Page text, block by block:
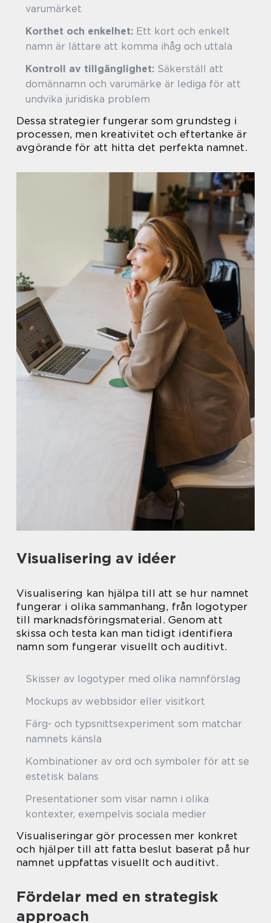
varumärket
Korthet och enkelhet: Ett kort och enkelt
namn är lättare att komma ihåg och uttala
Kontroll av tillgänglighet: Säkerställ att
domännamn och varumärke är lediga för att
undvika juridiska problem
Dessa strategier fungerar som grundsteg i
processen, men kreativitet och eftertanke är
avgörande för att hitta det perfekta namnet.
Visualisering av idéer
Visualisering kan hjälpa till att se hur namnet
fungerar i olika sammanhang, från logotyper
till marknadsföringsmaterial. Genom att
skissa och testa kan man tidigt identifiera
namn som fungerar visuellt och auditivt.
Skisser av logotyper med olika namnförslag
Mockups av webbsidor eller visitkort
Färg- och typsnittsexperiment som matchar
namnets känsla
Kombinationer av ord och symboler för att se
estetisk balans
Presentationer som visar namn i olika
kontexter, exempelvis sociala medier
Visualiseringar gör processen mer konkret
och hjälper till att fatta beslut baserat på hur
namnet uppfattas visuellt och auditivt.
Fördelar med en strategisk
approach